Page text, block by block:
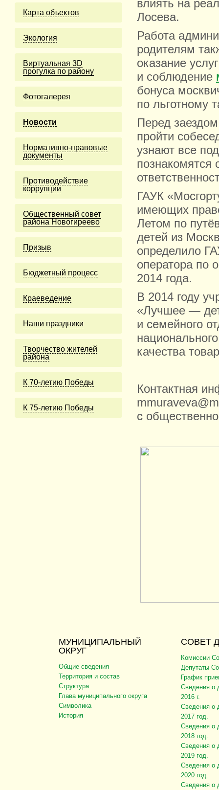
Карта объектов
Экология
Виртуальная 3D
прогулка по району
Фотогалерея
Новости
Нормативно-правовые
документы
Противодействие
коррупции
Общественный совет
района Новогиреево
Призыв
Бюджетный процесс
Краеведение
Наши праздники
Творчество жителей
района
К 70-летию Победы
К 75-летию Победы
влиять на
Лосева.
Работа
родителям
оказание
и соблюдение
бонуса
по льготному
Перед
пройти
узнают все
познакомятся
ГАУК
имеющих
Летом по
детей из
определило
оператора по
2014 года.
В 2014 году
«Лучшее —
и семейного
качества
Контактная
с
МУНИЦИПАЛЬНЫЙ
ОКРУГ
Общие сведения
Территория и состав
Структура
Глава муниципального округа
Символика
История
СОВЕТ
Комиссии
Депутаты
График
Сведения о
2016 г.
Сведения о
2017 год.
Сведения о
2018 год.
Сведения о
2019 год.
Сведения о
2020 год.
Сведения о